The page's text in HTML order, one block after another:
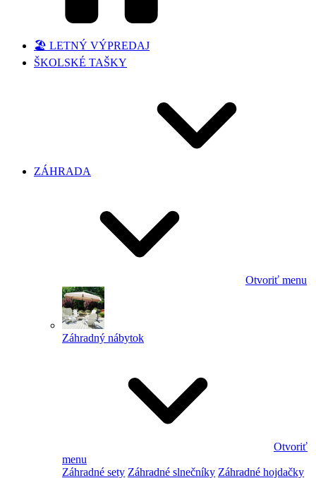
🏖️ LETNÝ VÝPREDAJ
ŠKOLSKÉ TAŠKY
ZÁHRADA
Otvoriť menu
Záhradný nábytok
Otvoriť
menu
Záhradné sety Záhradné slnečníky Záhradné hojdačky